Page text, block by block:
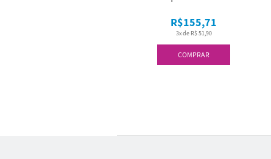
COMPRAR
3x de R$ 51,90
R$155,71